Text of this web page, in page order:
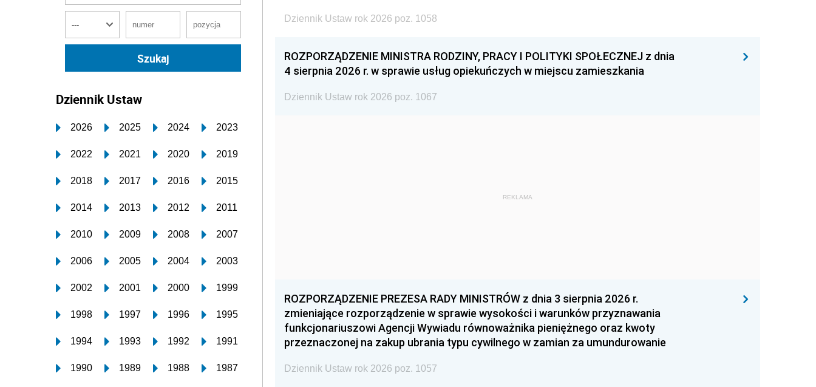
Dziennik Ustaw
2026 2025 2024 2023
2022 2021 2020 2019
2018 2017 2016 2015
2014 2013 2012 2011
2010 2009 2008 2007
2006 2005 2004 2003
2002 2001 2000 1999
1998 1997 1996 1995
1994 1993 1992 1991
1990 1989 1988 1987
Dziennik Ustaw rok 2026 poz. 1058
ROZPORZĄDZENIE MINISTRA RODZINY, PRACY I POLITYKI SPOŁECZNEJ z dnia
4 sierpnia 2026 r. w sprawie usług opiekuńczych w miejscu zamieszkania
Dziennik Ustaw rok 2026 poz. 1067
REKLAMA
ROZPORZĄDZENIE PREZESA RADY MINISTRÓW z dnia 3 sierpnia 2026 r.
zmieniające rozporządzenie w sprawie wysokości i warunków przyznawania
funkcjonariuszowi Agencji Wywiadu równoważnika pieniężnego oraz kwoty
przeznaczonej na zakup ubrania typu cywilnego w zamian za umundurowanie
Dziennik Ustaw rok 2026 poz. 1057